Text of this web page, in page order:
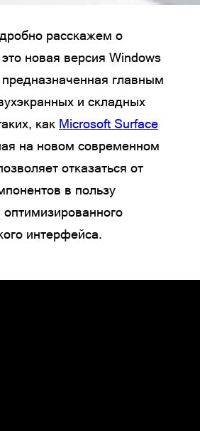
расскажем о
новая версия Windows
главным
и складных
как Microsoft Surface
на новом современном
отказаться от
в пользу
оптимизированного
интерфейса.